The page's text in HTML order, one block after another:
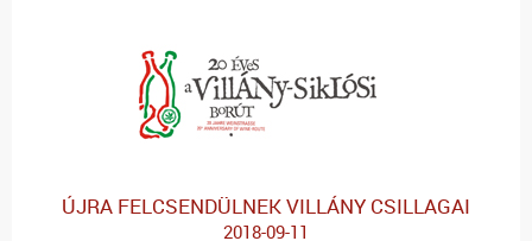
ÚJRA FELCSENDÜLNEK VILLÁNY CSILLAGAI
2018-09-11